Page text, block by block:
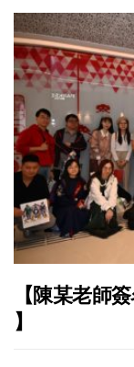
【陳某老師
】